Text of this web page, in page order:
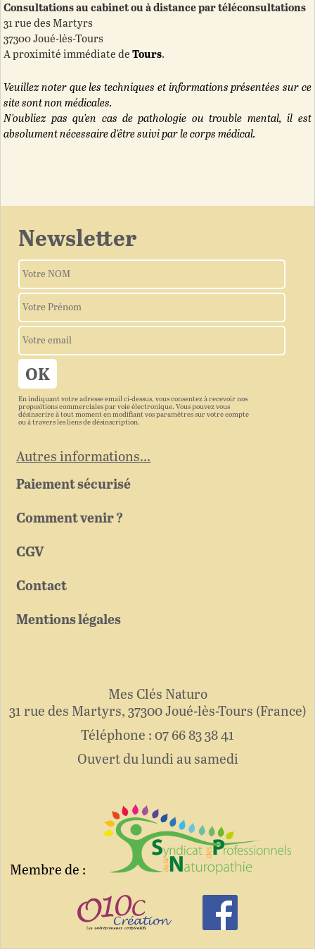
Consultations au cabinet ou à distance par téléconsultations
31 rue des Martyrs
37300 Joué-lès-Tours
A proximité immédiate deTours.
Veuillez noter que les techniques et informations présentées sur ce
site sont non médicales.
N'oubliez pas qu'en cas de pathologie ou trouble mental, il est
absolument nécessaire d'être suivi par le corps médical.
Newsletter
En indiquant votre adresse email ci-dessus, vous consentez à recevoir nos
propositions commerciales par voie électronique. Vous pouvez vous
désinscrire à tout moment en modifiant vos paramètres sur votre compte
ou à travers les liens de désinscription.
Autres informations...
Paiement sécurisé
Comment venir ?
CGV
Contact
Mentions légales
Mes Clés Naturo
31 rue des Martyrs 37300 Joué-lès-Tours France
07 66 83 38 41
Ouvert du lundi au samedi
Membre de :